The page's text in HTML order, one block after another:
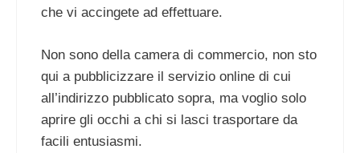
che vi accingete ad effettuare.
Non sono della camera di commercio, non sto
qui a pubblicizzare il servizio online di cui
all’indirizzo pubblicato sopra, ma voglio solo
aprire gli occhi a chi si lasci trasportare da
facili entusiasmi.